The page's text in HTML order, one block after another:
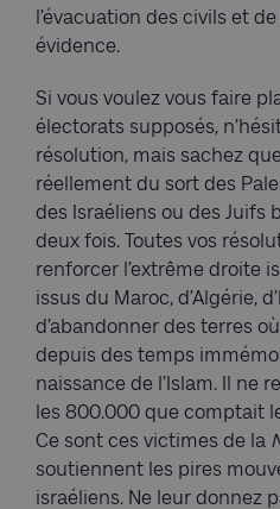
l’évacuation des civils et
évidence.
Si vous voulez vous faire
électorats supposés,
résolution, mais sachez
réellement du sort des
des Israéliens ou des Juifs
deux fois. Toutes vos
renforcer l’extrême droite
issus du Maroc, d’Algérie,
d’abandonner des terres
depuis des temps
naissance de l’Islam. Il ne
les 800.000 que comptait
Ce sont ces victimes de la
soutiennent les pires
israéliens. Ne leur donnez